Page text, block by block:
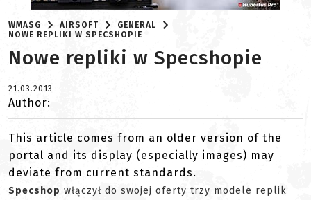
WMASG AIRSOFT
GENERAL
NOWE REPLIKI W SPECSHOPIE
Nowe repliki w Specshopie
21.03.2013
Author:
This article comes from an older version of the
portal and its display (especially images) may
deviate from current standards.
Specshop włączył do swojej oferty trzy modele replik